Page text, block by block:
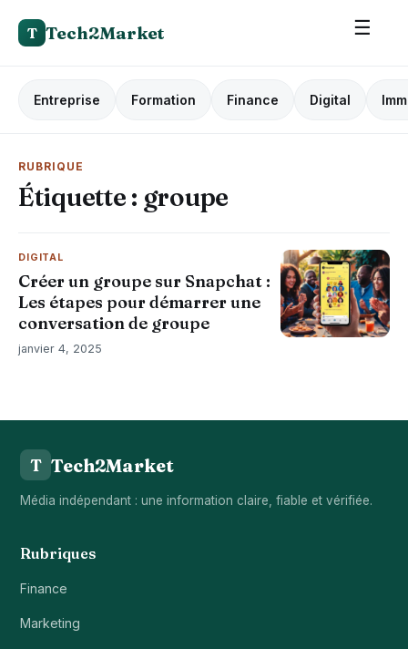
T Tech2Market ☰
Entreprise Formation Finance Digital
RUBRIQUE
Étiquette : groupe
DIGITAL
Créer un groupe sur Snapchat :
Les étapes pour démarrer une
conversation de groupe
janvier 4, 2025
T Tech2Market
Média indépendant : une information claire, fiable et vérifiée.
Rubriques
Finance
Marketing